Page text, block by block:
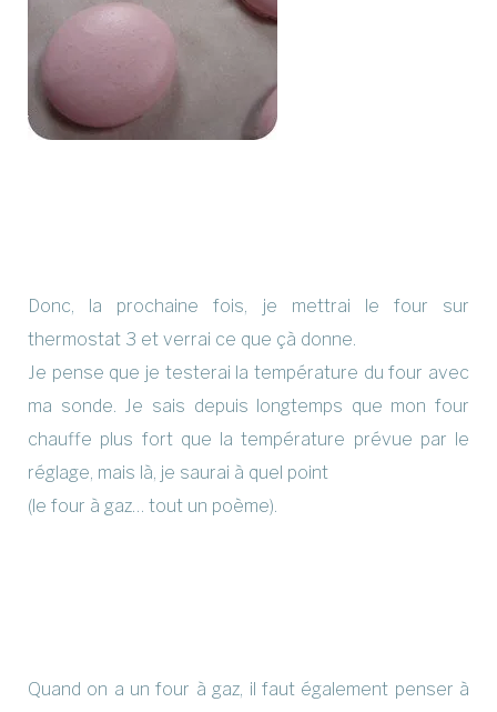
Donc, la prochaine fois, je mettrai le four sur
thermostat 3 et verrai ce que çà donne.
Je pense que je testerai la température du four avec
ma sonde. Je sais depuis longtemps que mon four
chauffe plus fort que la température prévue par le
réglage, mais là, je saurai à quel point
(le four à gaz… tout un poème).
Quand on a un four à gaz, il faut également penser à